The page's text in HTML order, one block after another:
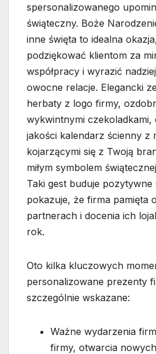
spersonalizowanego
świąteczny. Boże
inne święta to idealna
podziękować klientom za
współpracy i wyrazić
owocne relacje. Elegancki
herbaty z logo firmy,
wykwintnymi czekoladkami,
jakości kalendarz ścienny z
kojarzącymi się z Twoją
miłym symbolem
Taki gest buduje pozytywne
pokazuje, że firma pamięta
partnerach i docenia ich
rok.
Oto kilka kluczowych
personalizowane prezenty
szczególnie wskazane:
Ważne wydarzenia
firmy, otwarcia nowych